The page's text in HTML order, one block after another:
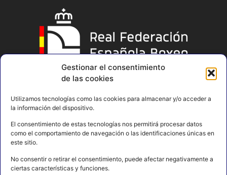
Gestionar el consentimiento
de las cookies
Utilizamos tecnologías como las cookies para almacenar y/o acceder a
la información del dispositivo.
El consentimiento de estas tecnologías nos permitirá procesar datos
como el comportamiento de navegación o las identificaciones únicas en
este sitio.
No consentir o retirar el consentimiento, puede afectar negativamente a
ciertas características y funciones.